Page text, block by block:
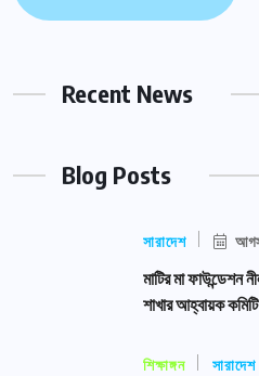
Recent News
Blog Posts
সারাদেশ
মাটির মা ফাউন্ডেশন
শাখার আহ্বায়ক
শিক্ষাঙ্গন সারাদেশ